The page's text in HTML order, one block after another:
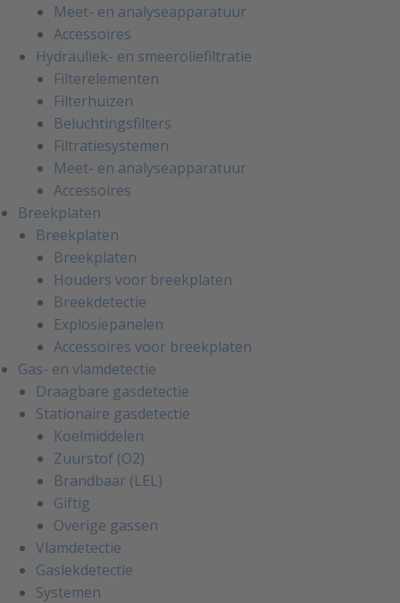
Meet- en analyseapparatuur
Accessoires
Hydrauliek- en smeeroliefiltratie
Filterelementen
Filterhuizen
Beluchtingsfilters
Filtratiesystemen
Meet- en analyseapparatuur
Accessoires
Breekplaten
Breekplaten
Breekplaten
Houders voor breekplaten
Breekdetectie
Explosiepanelen
Accessoires voor breekplaten
Gas- en vlamdetectie
Draagbare gasdetectie
Stationaire gasdetectie
Koelmiddelen
Zuurstof (O2)
Brandbaar (LEL)
Giftig
Overige gassen
Vlamdetectie
Gaslekdetectie
Systemen